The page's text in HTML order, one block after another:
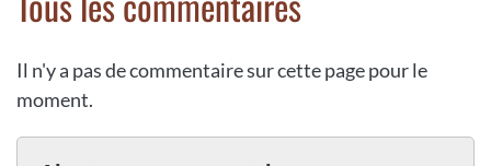
Il n'y a pas de commentaire sur cette page pour le
moment.